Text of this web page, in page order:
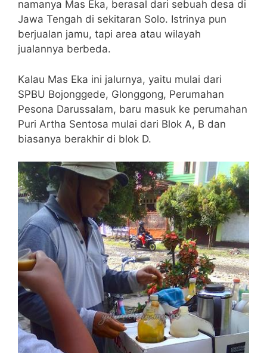
namanya Mas Eka, berasal dari sebuah desa di
Jawa Tengah di sekitaran Solo. Istrinya pun
berjualan jamu, tapi area atau wilayah
jualannya berbeda.
Kalau Mas Eka ini jalurnya, yaitu mulai dari
SPBU Bojonggede, Glonggong, Perumahan
Pesona Darussalam, baru masuk ke perumahan
Puri Artha Sentosa mulai dari Blok A, B dan
biasanya berakhir di blok D.